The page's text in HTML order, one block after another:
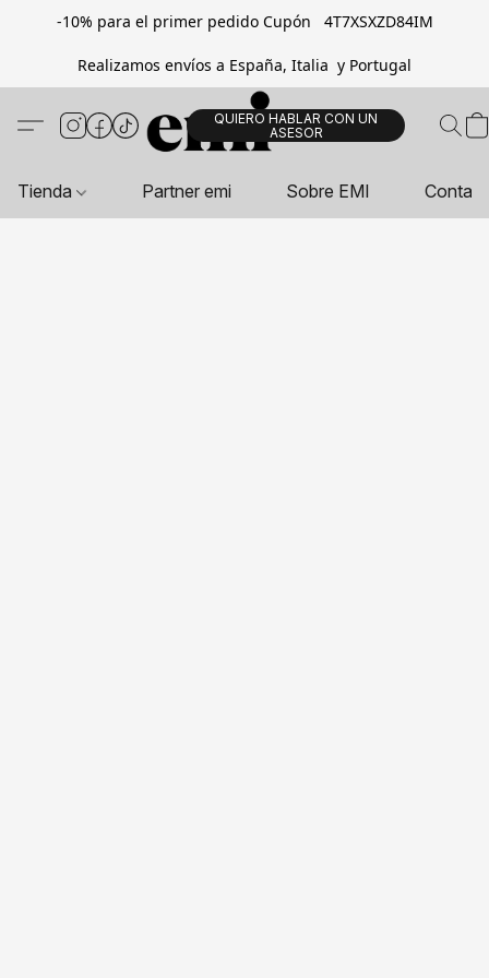
-10% para el primer pedido Cupón 4T7XSXZD84IM
Realizamos envíos a España, Italia y Portugal
QUIERO HABLAR CON UN
ASESOR
Tienda Partner emi Sobre EMI